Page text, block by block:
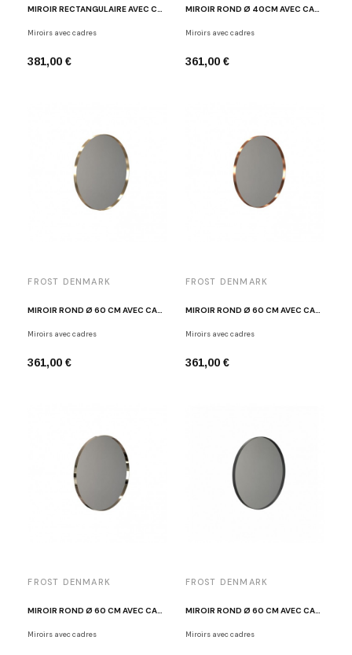
MIROIR RECTANGULAIRE AVEC CADRE BLANC FROST U4127-W
Miroirs avec cadres
381,00 €
MIROIR ROND Ø 40CM AVEC CADRE CUIVRE FROST U4130-C
Miroirs avec cadres
361,00 €
FROST DENMARK
Miroirs avec cadres
361,00 €
FROST DENMARK
MIROIR ROND Ø 60 CM AVEC CADRE CUIVRE BROSSÉ U4130-BOC
Miroirs avec cadres
361,00 €
FROST DENMARK
MIROIR ROND Ø 60 CM AVEC CADRE DORÉ POLI FROST U4130-GO
Miroirs avec cadres
FROST DENMARK
MIROIR ROND Ø 60 CM AVEC CADRE NOIR FROST U4130-B
Miroirs avec cadres